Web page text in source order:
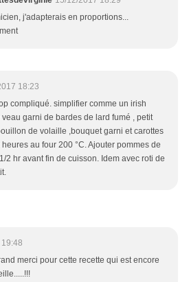
j'adapterais en proportions...
18:23
compliqué. simplifier comme un irish
veau garni de bardes de lard fumé , petit
de volaille ,bouquet garni et carottes
au four 200 °C. Ajouter pommes de
2 hr avant fin de cuisson. Idem avec roti de
merci pour cette recette qui est encore